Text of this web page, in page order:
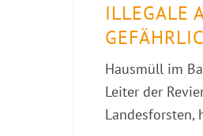
ILLEGALE
Hausmüll im
Leiter der
Landesforsten,